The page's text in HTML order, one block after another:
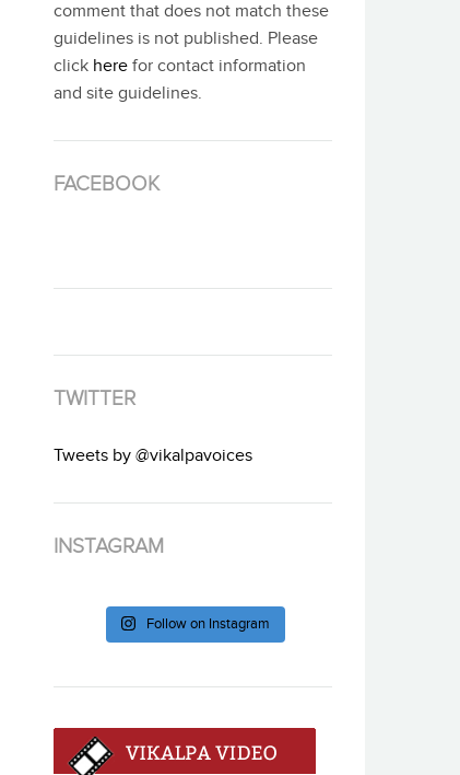
comment that does not match these
guidelines is not published. Please
click here for contact information
and site guidelines.
FACEBOOK
TWITTER
Tweets by @vikalpavoices
INSTAGRAM
Follow on Instagram